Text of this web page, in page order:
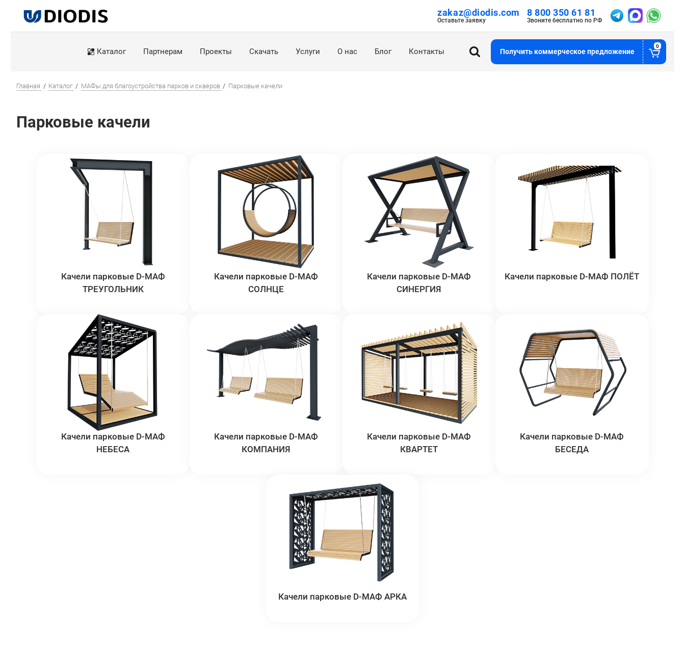
zakaz@diodis.com
Оставьте заявку
8 800 350 61 81
Звоните бесплатно по РФ
Каталог Партнерам Проекты Скачать Услуги О нас Блог Контакты Получить коммерческое предложение
0
Главная Каталог МАФы для благоустройства парков и скверов Парковые качели
Парковые качели
Качели парковые D-МАФ
ТРЕУГОЛЬНИК
Качели парковые D-МАФ
СОЛНЦЕ
Качели парковые D-МАФ
СИНЕРГИЯ
Качели парковые D-МАФ ПОЛЁТ
Качели парковые D-МАФ
НЕБЕСА
Качели парковые D-МАФ
КОМПАНИЯ
Качели парковые D-МАФ
КВАРТЕТ
Качели парковые D-МАФ
БЕСЕДА
Качели парковые D-МАФ АРКА